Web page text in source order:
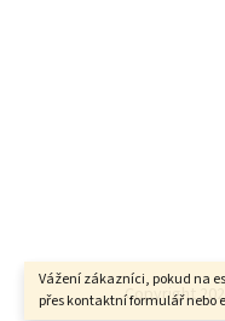
Vážení zákazníci, pokud na
přes kontaktní formulář nebo
Copyright